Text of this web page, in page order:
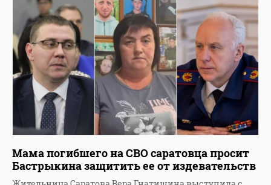
Мама погибшего на СВО саратовца просит
Бастрыкина защитить ее от издевательств